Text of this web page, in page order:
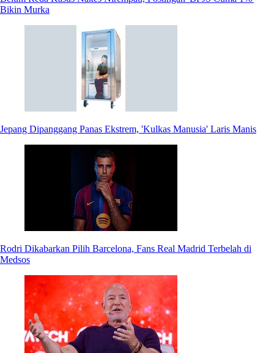
Bikin Murka
Jepang Dipanggang Panas Ekstrem, 'Kulkas Manusia' Laris Manis
Rodri Dikabarkan Pilih Barcelona, Fans Real Madrid Terbelah di
Medsos